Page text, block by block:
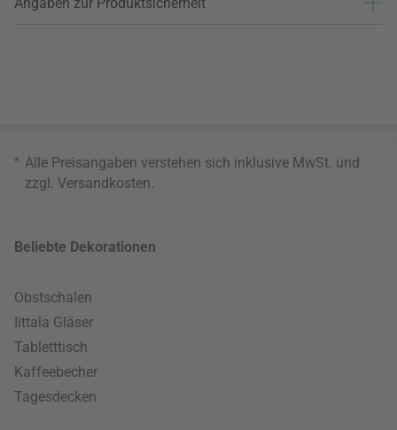
* Alle Preisangaben verstehen sich inklusive MwSt. und
zzgl. Versandkosten.
Beliebte Dekorationen
Obstschalen
Iittala Gläser
Tabletttisch
Kaffeebecher
Tagesdecken